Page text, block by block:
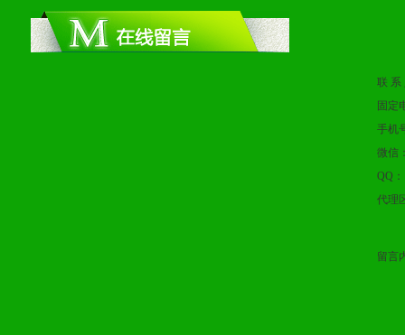
2、根据具体情况公司给予
3、根据市场需要，派驻区
4、根据市场情况公司给
联 系
固定
手机
微信
QQ：
代理
留言